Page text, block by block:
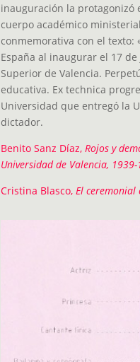
inauguración la protagonizó
cuerpo académico
conmemorativa con el texto:
España al inaugurar el 17
Superior de Valencia.
educativa. Ex technica
Universidad que entregó la
dictador.
Benito Sanz Díaz, Rojos y
Universidad de Valencia,
Cristina Blasco, El ceremonial